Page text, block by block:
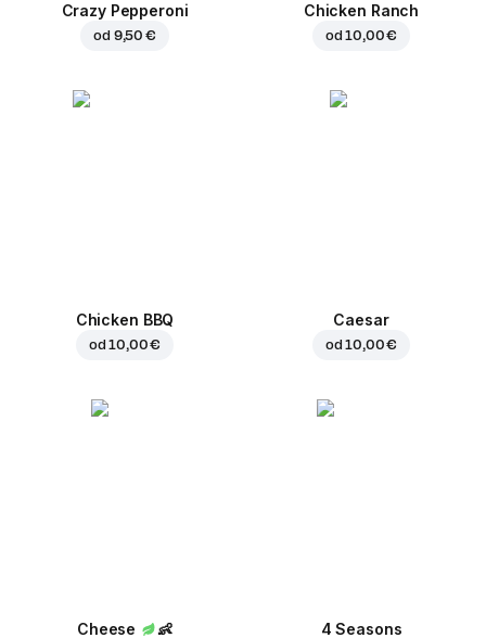
Crazy Pepperoni
od 9,50 €
Chicken Ranch
od10,00 €
Chicken BBQ
od10,00 €
Caesar
od10,00 €
Cheese 👶 4 Seasons